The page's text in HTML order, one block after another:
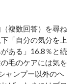
複数回答）を尋ね
「自分の気分を上
ある」16.8％と続
毛のケアには気を
ャンプー以外のヘ